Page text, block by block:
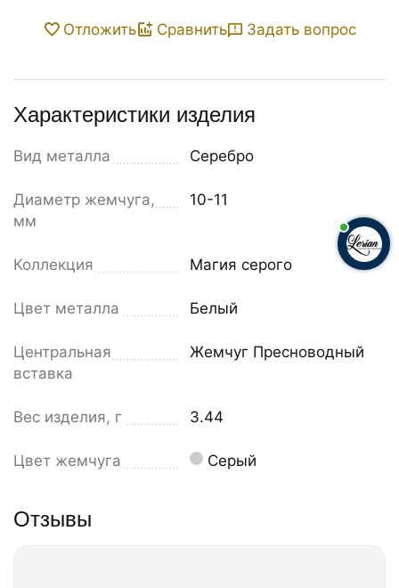
Отложить Сравнить Задать вопрос
Характеристики изделия
Вид металла Серебро
Диаметр жемчуга,
мм
10-11
Коллекция Магия серого
Цвет металла Белый
Центральная
вставка
Жемчуг Пресноводный
Вес изделия, г 3.44
Цвет жемчуга Серый
Отзывы